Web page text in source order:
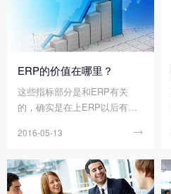
ERP的价值在哪里？
这些指标部分是和ERP有关
的，确实是在上ERP以后有所
的功劳吗，显然没有有力的证
作用，总有人试图量化，试图
证明，可是效果一般。
2016-05-13 